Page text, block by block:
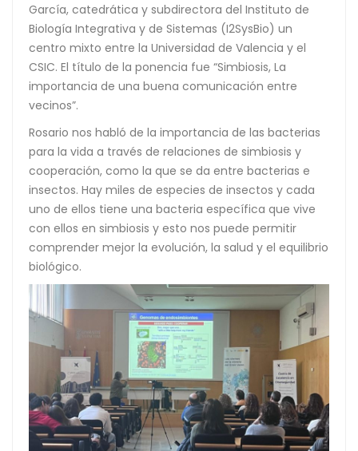
García, catedrática y subdirectora del Instituto de
Biología Integrativa y de Sistemas (I2SysBio) un
centro mixto entre la Universidad de Valencia y el
CSIC. El título de la ponencia fue “Simbiosis, La
importancia de una buena comunicación entre
vecinos”.
Rosario nos habló de la importancia de las bacterias
para la vida a través de relaciones de simbiosis y
cooperación, como la que se da entre bacterias e
insectos. Hay miles de especies de insectos y cada
uno de ellos tiene una bacteria específica que vive
con ellos en simbiosis y esto nos puede permitir
comprender mejor la evolución, la salud y el equilibrio
biológico.